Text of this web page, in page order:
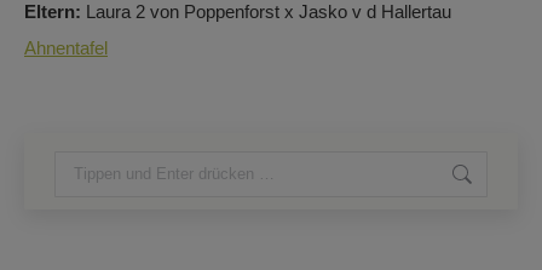
Eltern: Laura 2 von Poppenforst x Jasko v d Hallertau
Ahnentafel